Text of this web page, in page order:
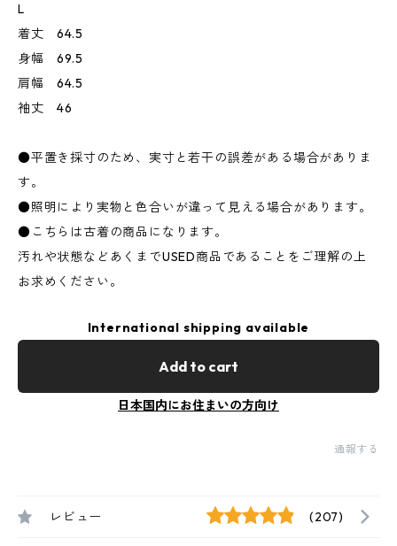
L
着丈 64.5
身幅 69.5
肩幅 64.5
袖丈 46
●平置き採寸のため、実寸と若干の誤差がある場合がありま
す。
●照明により実物と色合いが違って見える場合があります。
●こちらは古着の商品になります。
汚れや状態などあくまでUSED商品であることをご理解の上
お求めください。
International shipping available
Add to cart
日本国内にお住まいの方向け
通報する
レビュー (207)